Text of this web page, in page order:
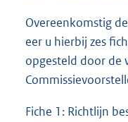
Overeenkomstig
eer u hierbij zes
opgesteld door de
Fiche 1: Richtlijn